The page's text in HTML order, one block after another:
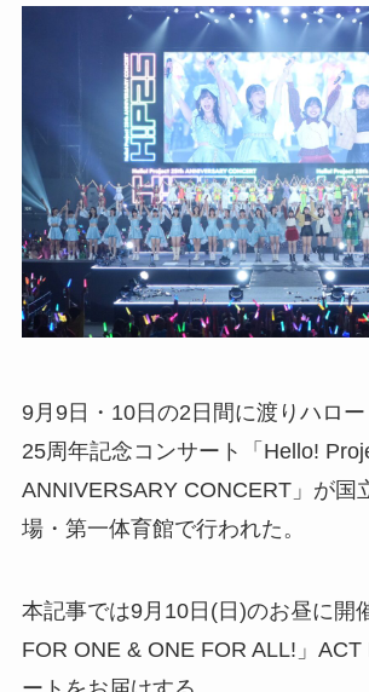
9月9日・10日の2日間に渡りハロ
25周年記念コンサート「Hello!
ANNIVERSARY CONCERT」が国
場・第一体育館で行われた。
本記事では9月10日(日)のお昼に開
FOR ONE & ONE FOR ALL!」ACT